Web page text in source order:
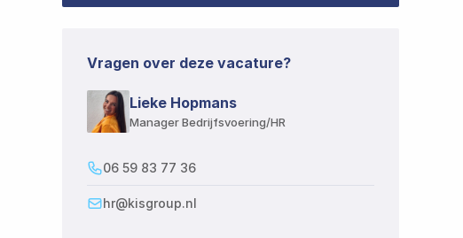
Vragen over deze vacature?
Lieke Hopmans​​​​‌ ‍ ​‍​‍‌‍ ‌ ​‍‌‍‍‌‌‍‌ ‌‍‍‌‌‍ ‍​‍​‍​ ‍‍​‍​‍‌ ​ ‌‍​‌‌‍ ‍‌‍‍‌‌ ‌​‌ ‍‌​‍ ‍‌‍‍‌‌‍ ​‍​‍​‍ ​​‍​‍‌‍‍​‌ ​‍‌‍‌‌‌‍‌‍​‍​‍​ ‍‍​‍​‍​‍ ‌ ​ ‌ ‌​‌ ‌‌‌‍‌​‌‍‍‌‌‍ ​‍ ‌‍‍‌‌‍ ‍‌ ‌​‌‍‌‌‌‍ ‍‌ ‌​​‍ ‌‍‌‌‌‍‌​‌‍‍‌‌ ‌​​‍ ‌‍ ‌‌‍ ‌‍‌​‌‍‌‌​ ‌‌ ​​‌ ​‍‌‍‌‌‌ ​ ‌‍‌‌‌‍ ‍‌ ‌​‌‍​‌‌ ‌​‌‍‍‌‌‍ ‌‍ ‍​ ‍ ‌‍‍‌‌‍‌​​ ‌‌ ‌‍‌‍​‌‌‍​ ‌‍​‌‌ ‌​‌ ‌‌‌ ​‍‌‍‌‌​‍ ‍‌‍‌​​ ​‍​ ​​​ ‍​​ ​‌​ ‍‌​ ​‍​ ​ ​ ‌‍‌‍‌​​ ​‍​ ‌‌​ ‌​‌‍​‍​ ​​​ ​ ​ ‍ ‌ ‌​‌ ‍‌‌ ​​‌‍‌‌​ ‌‌ ‌‍‌‍​‌‌‍​ ‌‍​‌‌ ‌​‌ ‌‌‌ ​‍‌‍‌‌​ ‍ ‌ ​​‌‍​‌‌ ‌​‌‍‍​​ ‌‌‍​ ‌‍ ‌‍ ‍‌ ‌​‌‍​‌‌‍​ ‌ ‌​​‍ ‍‌‍ ‍‌‍​‌‌‍ ‌‌‍‌‌​ ‌‍​‍‌‍​‌‌ ​ ‌‍‌‌‌‌‌‌‌ ​‍‌‍ ​​ ‌​‍‌‌​ ​‍‌​‌‍‌ ​ ‌ ‌​‌ ‌‌‌‍‌​‌‍‍‌‌‍ ​‍‌‍‌‍‍‌‌‍‌​​ ‌‌ ‌‍‌‍​‌‌‍​ ‌‍​‌‌ ‌​‌ ‌‌‌ ​‍‌‍‌‌​‍ ‍‌‍‌​​ ​‍​ ​​​ ‍​​ ​‌​ ‍‌​ ​‍​ ​ ​ ‌‍‌‍‌​​ ​‍​ ‌‌​ ‌​‌‍​‍​ ​​​ ​ ​‍‌‍‌ ‌​‌ ‍‌‌ ​​‌‍‌‌​ ‌‌ ‌‍‌‍​‌‌‍​ ‌‍​‌‌ ‌​‌ ‌‌‌ ​‍‌‍‌‌​‍‌‍‌ ​​‌‍​‌‌ ‌​‌‍‍​​ ‌‌‍​ ‌‍ ‌‍ ‍‌ ‌​‌‍​‌‌‍​ ‌ ‌​​‍ ‍‌‍ ‍‌‍​‌‌‍ ‌‌‍‌‌​‍‌‍‌ ​​‌‍‌‌‌ ​‍‌ ​ ‌ ​​‌‍‌‌‌‍​ ‌ ‌​‌‍‍‌‌ ‌‍‌‍‌‌​ ‌‌ ​​‌ ‌‌‌‍​‍‌‍ ​‌‍‍‌‌ ​ ‌‍‍​‌‍‌‌‌‍‌​​‍​‍‌ ‌
Manager Bedrijfsvoering/HR​​​​‌ ‍ ​‍​‍‌‍ ‌ ​‍‌‍‍‌‌‍‌ ‌‍‍‌‌‍ ‍​‍​‍​ ‍‍​‍​‍‌ ​ ‌‍​‌‌‍ ‍‌‍‍‌‌ ‌​‌ ‍‌​‍ ‍‌‍‍‌‌‍ ​‍​‍​‍ ​​‍​‍‌‍‍​‌ ​‍‌‍‌‌‌‍‌‍​‍​‍​ ‍‍​‍​‍​‍ ‌ ​ ‌ ‌​‌ ‌‌‌‍‌​‌‍‍‌‌‍ ​‍ ‌‍‍‌‌‍ ‍‌ ‌​‌‍‌‌‌‍ ‍‌ ‌​​‍ ‌‍‌‌‌‍‌​‌‍‍‌‌ ‌​​‍ ‌‍ ‌‌‍ ‌‍‌​‌‍‌‌​ ‌‌ ​​‌ ​‍‌‍‌‌‌ ​ ‌‍‌‌‌‍ ‍‌ ‌​‌‍​‌‌ ‌​‌‍‍‌‌‍ ‌‍ ‍​ ‍ ‌‍‍‌‌‍‌​​ ‌‌ ‌‍‌‍​‌‌‍​ ‌‍​‌‌ ‌​‌ ‌‌‌ ​‍‌‍‌‌​‍ ‍‌‍‌​​ ​‍​ ​​​ ‍​​ ​‌​ ‍‌​ ​‍​ ​ ​ ‌‍‌‍‌​​ ​‍​ ‌‌​ ‌​‌‍​‍​ ​​​ ​ ​ ‍ ‌ ‌​‌ ‍‌‌ ​​‌‍‌‌​ ‌‌ ‌‍‌‍​‌‌‍​ ‌‍​‌‌ ‌​‌ ‌‌‌ ​‍‌‍‌‌​ ‍ ‌ ​​‌‍​‌‌ ‌​‌‍‍​​ ‌‌‍​ ‌‍ ‌‍ ‍‌ ‌​‌‍​‌‌‍​ ‌ ‌​​‍ ‍‌ ​‍‌‍ ‌‍ ​‌‍‌‌​ ‌‍​‍‌‍​‌‌ ​ ‌‍‌‌‌‌‌‌‌ ​‍‌‍ ​​ ‌​‍‌‌​ ​‍‌​‌‍‌ ​ ‌ ‌​‌ ‌‌‌‍‌​‌‍‍‌‌‍ ​‍‌‍‌‍‍‌‌‍‌​​ ‌‌ ‌‍‌‍​‌‌‍​ ‌‍​‌‌ ‌​‌ ‌‌‌ ​‍‌‍‌‌​‍ ‍‌‍‌​​ ​‍​ ​​​ ‍​​ ​‌​ ‍‌​ ​‍​ ​ ​ ‌‍‌‍‌​​ ​‍​ ‌‌​ ‌​‌‍​‍​ ​​​ ​ ​‍‌‍‌ ‌​‌ ‍‌‌ ​​‌‍‌‌​ ‌‌ ‌‍‌‍​‌‌‍​ ‌‍​‌‌ ‌​‌ ‌‌‌ ​‍‌‍‌‌​‍‌‍‌ ​​‌‍​‌‌ ‌​‌‍‍​​ ‌‌‍​ ‌‍ ‌‍ ‍‌ ‌​‌‍​‌‌‍​ ‌ ‌​​‍ ‍‌ ​‍‌‍ ‌‍ ​‌‍‌‌​‍‌‍‌ ​​‌‍‌‌‌ ​‍‌ ​ ‌ ​​‌‍‌‌‌‍​ ‌ ‌​‌‍‍‌‌ ‌‍‌‍‌‌​ ‌‌ ​​‌ ‌‌‌‍​‍‌‍ ​‌‍‍‌‌ ​ ‌‍‍​‌‍‌‌‌‍‌​​‍​‍‌ ‌
06 59 83 77 36​​​​‌ ‍ ​‍​‍‌‍ ‌ ​‍‌‍‍‌‌‍‌ ‌‍‍‌‌‍ ‍​‍​‍​ ‍‍​‍​‍‌ ​ ‌‍​‌‌‍ ‍‌‍‍‌‌ ‌​‌ ‍‌​‍ ‍‌‍‍‌‌‍ ​‍​‍​‍ ​​‍​‍‌‍‍​‌ ​‍‌‍‌‌‌‍‌‍​‍​‍​ ‍‍​‍​‍​‍ ‌ ​ ‌ ‌​‌ ‌‌‌‍‌​‌‍‍‌‌‍ ​‍ ‌‍‍‌‌‍ ‍‌ ‌​‌‍‌‌‌‍ ‍‌ ‌​​‍ ‌‍‌‌‌‍‌​‌‍‍‌‌ ‌​​‍ ‌‍ ‌‌‍ ‌‍‌​‌‍‌‌​ ‌‌ ​​‌ ​‍‌‍‌‌‌ ​ ‌‍‌‌‌‍ ‍‌ ‌​‌‍​‌‌ ‌​‌‍‍‌‌‍ ‌‍ ‍​ ‍ ‌‍‍‌‌‍‌​​ ‌‌ ‌‍‌‍​‌‌‍​ ‌‍​‌‌ ‌​‌ ‌‌‌ ​‍‌‍‌‌​‍ ‍‌‍‌​​ ​‍​ ​​​ ‍​​ ​‌​ ‍‌​ ​‍​ ​ ​ ‌‍‌‍‌​​ ​‍​ ‌‌​ ‌​‌‍​‍​ ​​​ ​ ​ ‍ ‌ ‌​‌ ‍‌‌ ​​‌‍‌‌​ ‌‌ ‌‍‌‍​‌‌‍​ ‌‍​‌‌ ‌​‌ ‌‌‌ ​‍‌‍‌‌​ ‍ ‌ ​​‌‍​‌‌ ‌​‌‍‍​​ ‌‌‍​ ‌‍ ‌‍ ‍‌ ‌​‌‍​‌‌‍​ ‌ ‌​​‍ ‍‌ ​​‌‍‍​‌‍ ‌‍ ‍‌‍‌‌​ ‌‍​‍‌‍​‌‌ ​ ‌‍‌‌‌‌‌‌‌ ​‍‌‍ ​​ ‌​‍‌‌​ ​‍‌​‌‍‌ ​ ‌ ‌​‌ ‌‌‌‍‌​‌‍‍‌‌‍ ​‍‌‍‌‍‍‌‌‍‌​​ ‌‌ ‌‍‌‍​‌‌‍​ ‌‍​‌‌ ‌​‌ ‌‌‌ ​‍‌‍‌‌​‍ ‍‌‍‌​​ ​‍​ ​​​ ‍​​ ​‌​ ‍‌​ ​‍​ ​ ​ ‌‍‌‍‌​​ ​‍​ ‌‌​ ‌​‌‍​‍​ ​​​ ​ ​‍‌‍‌ ‌​‌ ‍‌‌ ​​‌‍‌‌​ ‌‌ ‌‍‌‍​‌‌‍​ ‌‍​‌‌ ‌​‌ ‌‌‌ ​‍‌‍‌‌​‍‌‍‌ ​​‌‍​‌‌ ‌​‌‍‍​​ ‌‌‍​ ‌‍ ‌‍ ‍‌ ‌​‌‍​‌‌‍​ ‌ ‌​​‍ ‍‌ ​​‌‍‍​‌‍ ‌‍ ‍‌‍‌‌​‍‌‍‌ ​​‌‍‌‌‌ ​‍‌ ​ ‌ ​​‌‍‌‌‌‍​ ‌ ‌​‌‍‍‌‌ ‌‍‌‍‌‌​ ‌‌ ​​‌ ‌‌‌‍​‍‌‍ ​‌‍‍‌‌ ​ ‌‍‍​‌‍‌‌‌‍‌​​‍​‍‌ ‌
hr@kisgroup.nl